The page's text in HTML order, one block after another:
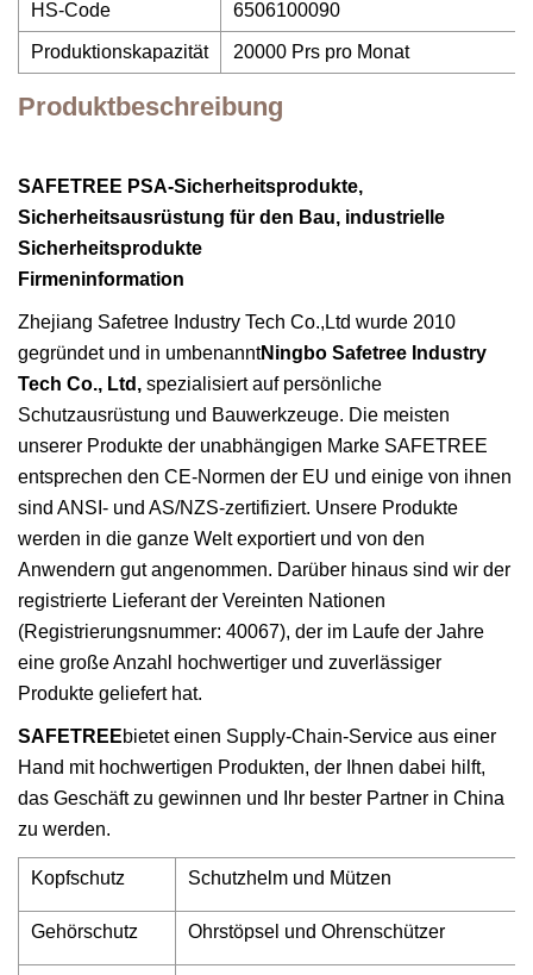
HS-Code 6506100090
Produktionskapazität 20000 Prs pro Monat
Produktbeschreibung
SAFETREE PSA-Sicherheitsprodukte,
Sicherheitsausrüstung für den Bau, industrielle
Sicherheitsprodukte
Firmeninformation
Zhejiang Safetree Industry Tech Co.,Ltd wurde 2010
gegründet und in umbenanntNingbo Safetree Industry
Tech Co., Ltd, spezialisiert auf persönliche
Schutzausrüstung und Bauwerkzeuge. Die meisten
unserer Produkte der unabhängigen Marke SAFETREE
entsprechen den CE-Normen der EU und einige von ihnen
sind ANSI- und AS/NZS-zertifiziert. Unsere Produkte
werden in die ganze Welt exportiert und von den
Anwendern gut angenommen. Darüber hinaus sind wir der
registrierte Lieferant der Vereinten Nationen
(Registrierungsnummer: 40067), der im Laufe der Jahre
eine große Anzahl hochwertiger und zuverlässiger
Produkte geliefert hat.
SAFETREEbietet einen Supply-Chain-Service aus einer
Hand mit hochwertigen Produkten, der Ihnen dabei hilft,
das Geschäft zu gewinnen und Ihr bester Partner in China
zu werden.
Kopfschutz Schutzhelm und Mützen
Gehörschutz Ohrstöpsel und Ohrenschützer